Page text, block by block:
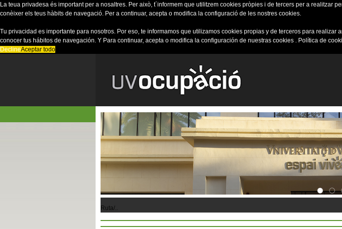
La teua privadesa és important per a nosaltres. Per això, t´informem que utilitzem cookies pròpies i de tercers per a
conèixer els teus hàbits de navegació. Per a continuar, acepta o modifica la configuració de les nostres cookies.
Tu privacidad es importante para nosotros. Por eso, te informamos que utilizamos cookies propias y de terceros para
conocer tus hábitos de navegación. Y Para continuar, acepta o modifica la configuración de nuestras cookies . Política de
DeclineAceptar todo
Ruta/..